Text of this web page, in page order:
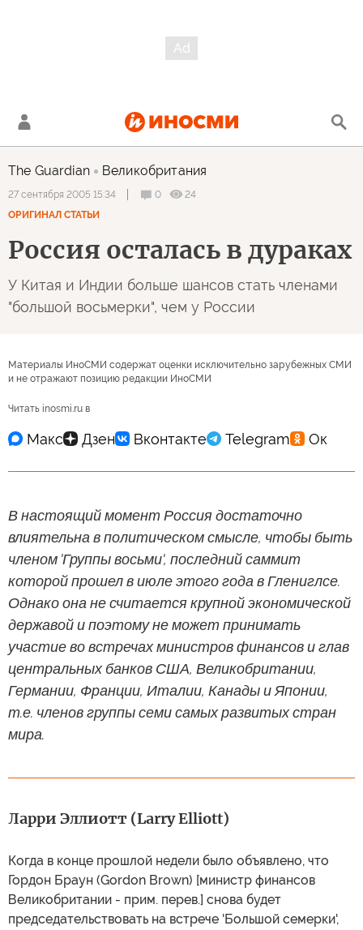
The Guardian Великобритания
27 сентября 2005 15:34 0
24
ОРИГИНАЛ СТАТЬИ
Россия осталась в дураках
У Китая и Индии больше шансов стать членами
"большой восьмерки", чем у России
Материалы ИноСМИ содержат оценки исключительно зарубежных СМИ
и не отражают позицию редакции ИноСМИ
Читать inosmi.ru в
В настоящий момент Россия достаточно
влиятельна в политическом смысле, чтобы быть
членом 'Группы восьми', последний саммит
которой прошел в июле этого года в Глениглсе.
Однако она не считается крупной экономической
державой и поэтому не может принимать
участие во встречах министров финансов и глав
центральных банков США, Великобритании,
Германии, Франции, Италии, Канады и Японии,
т.е. членов группы семи самых развитых стран
мира.
Ларри Эллиотт (Larry Elliott)
Когда в конце прошлой недели было объявлено, что
Гордон Браун (Gordon Brown) [министр финансов
Великобритании - прим. перев.] снова будет
председательствовать на встрече 'Большой семерки',